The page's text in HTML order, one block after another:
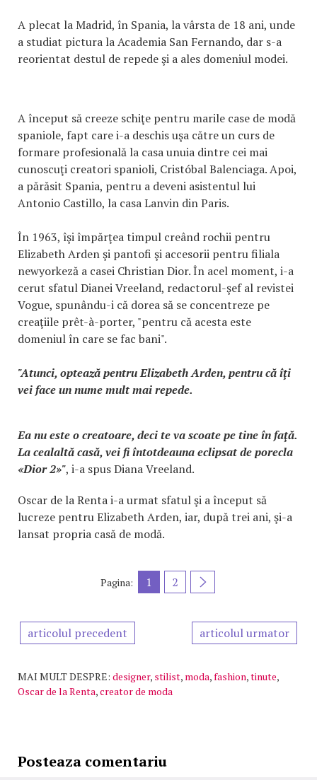
A plecat la Madrid, în Spania, la vârsta de 18 ani, unde
a studiat pictura la Academia San Fernando, dar s-a
reorientat destul de repede şi a ales domeniul modei.
A început să creeze schiţe pentru marile case de modă
spaniole, fapt care i-a deschis uşa către un curs de
formare profesională la casa unuia dintre cei mai
cunoscuţi creatori spanioli, Cristóbal Balenciaga. Apoi,
a părăsit Spania, pentru a deveni asistentul lui
Antonio Castillo, la casa Lanvin din Paris.
În 1963, îşi împărţea timpul creând rochii pentru
Elizabeth Arden şi pantofi şi accesorii pentru filiala
newyorkeză a casei Christian Dior. În acel moment, i-a
cerut sfatul Dianei Vreeland, redactorul-şef al revistei
Vogue, spunându-i că dorea să se concentreze pe
creaţiile prêt-à-porter, "pentru că acesta este
domeniul în care se fac bani".
"Atunci, optează pentru Elizabeth Arden, pentru că îţi
vei face un nume mult mai repede.
Ea nu este o creatoare, deci te va scoate pe tine în faţă.
La cealaltă casă, vei fi întotdeauna eclipsat de porecla
«Dior 2»", i-a spus Diana Vreeland.
Oscar de la Renta i-a urmat sfatul şi a început să
lucreze pentru Elizabeth Arden, iar, după trei ani, şi-a
lansat propria casă de modă.
Pagina: 1 2
articolul precedent articolul urmator
MAI MULT DESPRE: designer, stilist, moda,fashion,tinute,
Oscar de la Renta,creator de moda
Posteaza comentariu